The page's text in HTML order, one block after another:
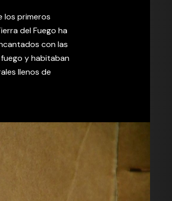
los primeros
del Fuego ha
con las
y habitaban
llenos de